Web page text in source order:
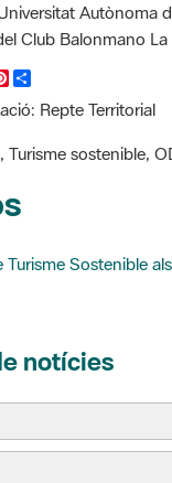
i
n
t
e
r
e
s
o
m
p
t
i
Repte Territorial
Turisme sostenible,
notícies